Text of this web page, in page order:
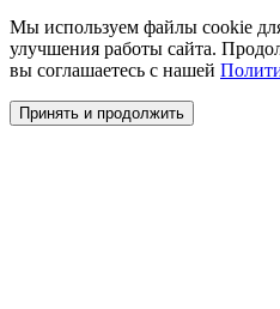
Мы используем файлы cookie
улучшения работы сайта.
вы соглашаетесь с нашей
Принять и продолжить